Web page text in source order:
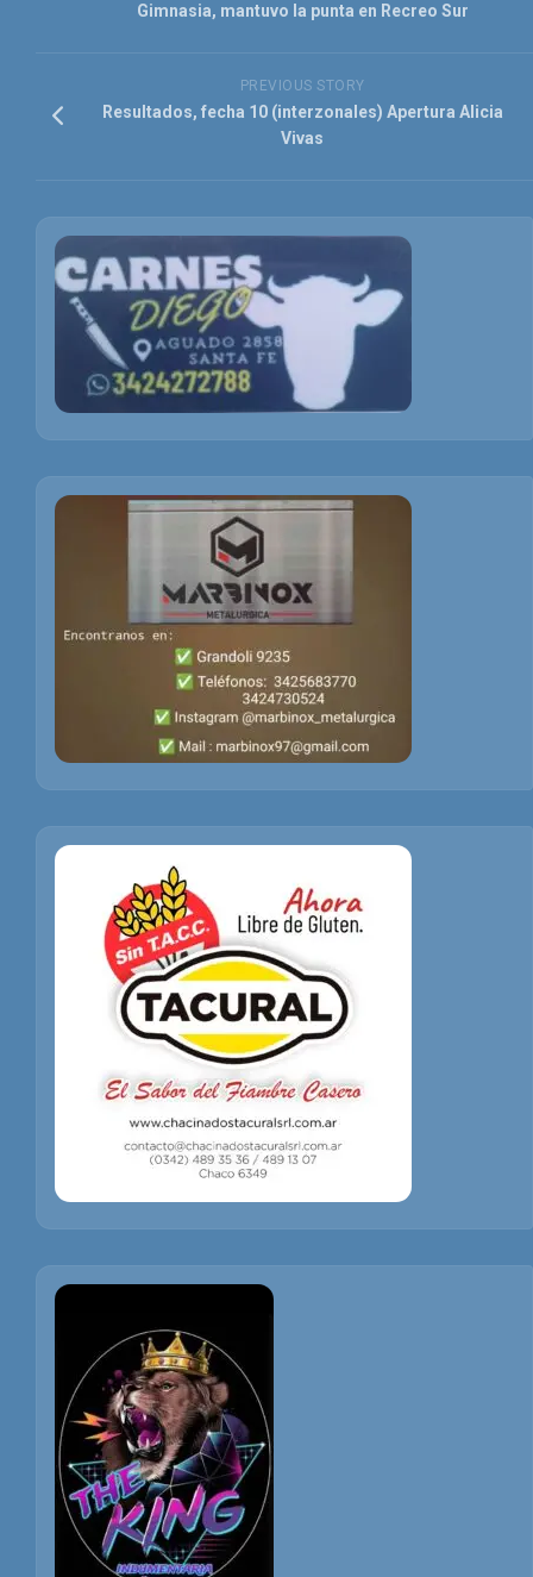
Gimnasia, mantuvo la punta en Recreo Sur
PREVIOUS STORY
Resultados, fecha 10 (interzonales) Apertura Alicia
Vivas